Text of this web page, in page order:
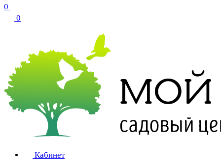
0
0
Кабинет